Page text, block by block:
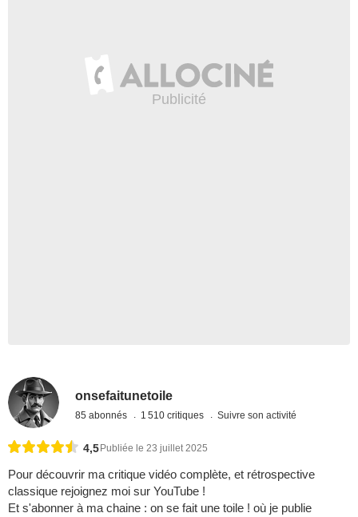
onsefaitunetoile
85 abonnés 1 510 critiques Suivre son activité
4,5 Publiée le 23 juillet 2025
Pour découvrir ma critique vidéo complète, et rétrospective
classique rejoignez moi sur YouTube !
Et s'abonner à ma chaine : on se fait une toile ! où je publie